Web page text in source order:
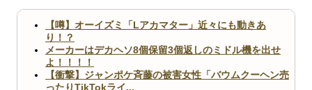
【噂】オーイズミ「Lアカマター」近々にも動きあ
り！？
メーカーはデカヘソ8個保留3個返しのミドル機を出せ
よ！！！！
【衝撃】ジャンポケ斉藤の被害女性「バウムクーヘン売
ったりTikTokライ...